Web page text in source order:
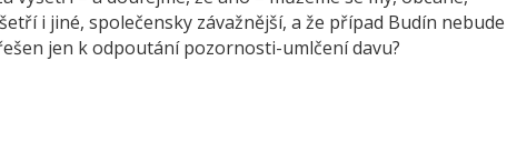
i jiné, společensky závažnější, a že případ Budín nebude
jen k odpoutání pozornosti-umlčení davu?